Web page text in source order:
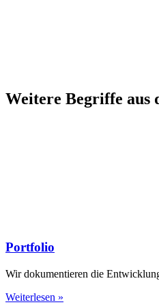
Weitere Begriffe aus
Portfolio
Wir dokumentieren die
Weiterlesen »